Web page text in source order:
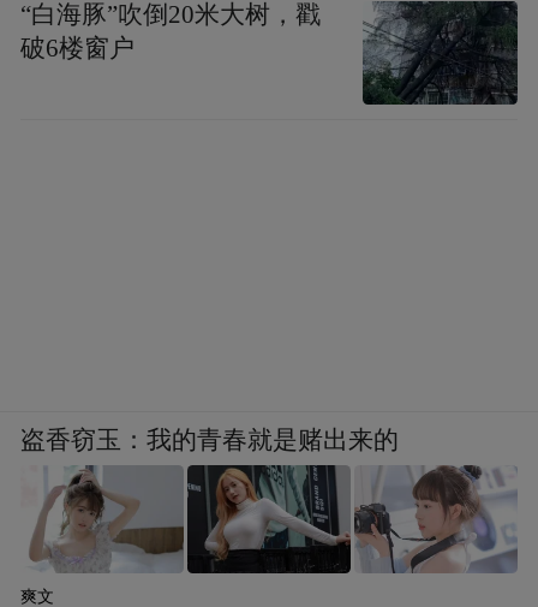
“白海豚”吹倒20米大树，戳
破6楼窗户
盗香窃玉：我的青春就是赌出来的
爽文